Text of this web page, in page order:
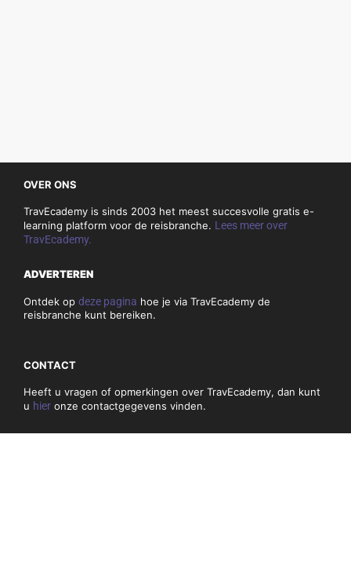
OVER ONS
TravEcademy is sinds 2003 het meest succesvolle gratis e-
learning platform voor de reisbranche. Lees meer over
TravEcademy.
ADVERTEREN
Ontdek op deze pagina hoe je via TravEcademy de
reisbranche kunt bereiken.
CONTACT
Heeft u vragen of opmerkingen over TravEcademy, dan kunt
u hier onze contactgegevens vinden.